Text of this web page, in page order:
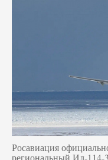
Росавиация
региональный Ил-114-